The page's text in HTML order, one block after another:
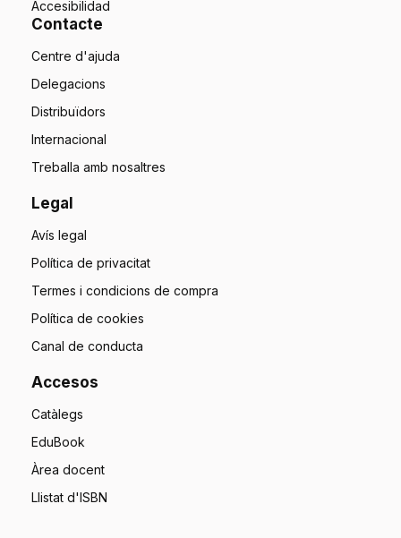
Accesibilidad
Contacte
Centre d'ajuda
Delegacions
Distribuïdors
Internacional
Treballa amb nosaltres
Legal
Avís legal
Política de privacitat
Termes i condicions de compra
Política de cookies
Canal de conducta
Accesos
Catàlegs
EduBook
Àrea docent
Llistat d'ISBN